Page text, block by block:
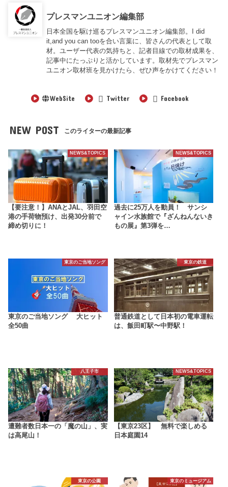
プレスマンユニオン編集部
日本全国を駆け巡るプレスマンユニオン編集部。I did
it,and you can tooを合い言葉に、皆さんの代表として取
材。ユーザー代表の気持ちと、記者目線での取材成果を、
記事中にたっぷりと活かしています。取材先でプレスマン
ユニオン取材班を見かけたら、ぜひ声をかけてください！
WebSite Twitter Facebook
NEW POST このライターの最新記事
NEWS&TOPICS
【要注意！】ANAとJAL、羽田空
港の手荷物預け、出発30分前で
締め切りに！
NEWS&TOPICS
過去に25万人を動員！ サンシ
ャイン水族館で『ざんねんないき
もの展』第3弾を…
東京のご当地ソング
東京のご当地ソング 大ヒット
全50曲
東京の鉄道
普通鉄道として日本初の電車運転
は、飯田町駅〜中野駅！
八王子市
遭難者数日本一の「魔の山」、実
は高尾山！
NEWS&TOPICS
【東京23区】 無料で楽しめる
日本庭園14
東京の公園 東京のミュージアム